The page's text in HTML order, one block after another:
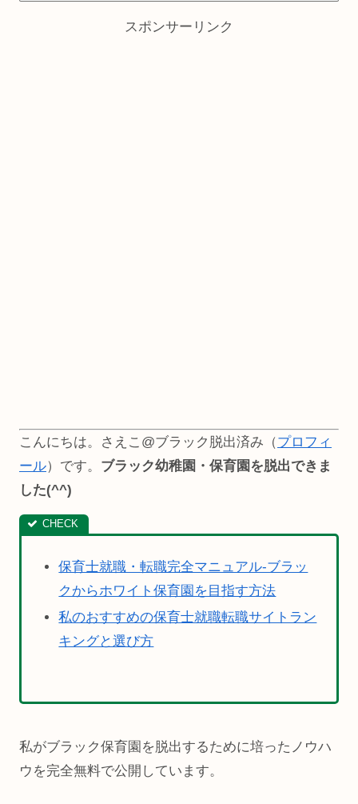
スポンサーリンク
こんにちは。さえこ@ブラック脱出済み（プロフィ
ール）です。 ブラック幼稚園・保育園を脱出できま
した(^^)
保育士就職・転職完全マニュアル-ブラッ
クからホワイト保育園を目指す方法
私のおすすめの保育士就職転職サイトラン
キングと選び方
私がブラック保育園を脱出するために培ったノウハ
ウを完全無料で公開しています。